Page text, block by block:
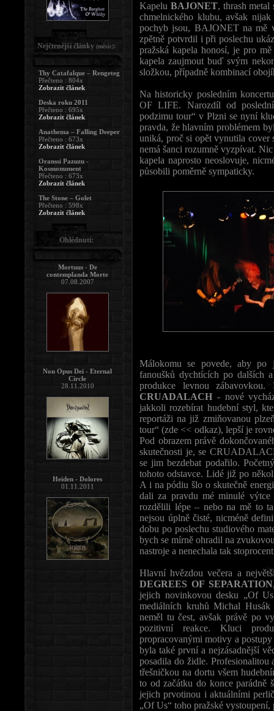
Kapelu BAJONET, thrash metal
chmelnického klubu, avšak
pochyb jsou, BAJONET na mě
zpětně potvrdil i při poslechu
pražská kapela honosí, je pro
kapela zaujmout buď svým
složkou, případně kombinací
Na historicky posledním
OF LIFE. Narozdíl od
podzimu tour“ v Plzni se nyní
pravda, že hlavním problémem
uniká, proč si opět vynutila
nemá šanci rozumně vyzpívat.
kapela naprosto neoslovuje,
působili poměrně sympaticky.
Málokomu se povede, aby po
fanoušků dychtících po dalších
produkce levnou
CRUADALACH - nové
jakkoli rozebírat hudební styl,
reportáži na již zmiňovanou
tour“ (zde << odkaz), lepší je
Pod obrazem právě
skutečnosti je, se
se jim bezdebat podařilo.
tohoto odstavce. Lidé již po
A i na pódiu šlo o skutečně
dali za pravdu mé minulé
rozdělili lépe – nebo na mě to
nejsou úplně čisté, nicméně
dobu po poslechu studiového
bych se mírně ohradil na
nastroje a nenechala tak
Hlavní hvězdou večera a
DEGREES OF SEPARATION
jejich novinkovou desku „Of
mediálních kruhů Michal Husák
neměl tu čest, avšak právě po
pozitivní reakce. Kluci
propracovanými motivy a
byla také první a nejzásadnější
posadila do židle.
třešničkou na dortu všem
to od začátku do konce parádně
jejich prvotinou i aktuálními
„Of Us“ toho pražské
Nejčtenější články (měsíc):
Thy Catafalque – Rengeteg
Přečteno : 804x
Zobrazit článek
Deska roku 2011
Přečteno : 695x
Zobrazit článek
Anathema – Falling Deeper
Přečteno : 673x
Zobrazit článek
Oranssi Pazuzu -
Kosmonument
Přečteno : 673x
Zobrazit článek
The Stone – Golet
Přečteno : 598x
Zobrazit článek
Ohlédnutí:
Mortuus - De
contemplanda Morte
07.08.2007
Non Opus Dei - Eternal
Circle
28.11.2010
Heiden - Dolores
01.11.2011